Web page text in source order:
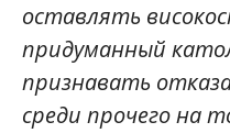
оставлять
придуманный
признавать
среди прочего на